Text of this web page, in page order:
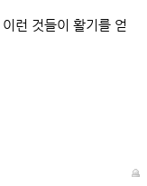
런 것들이 활기를 얻